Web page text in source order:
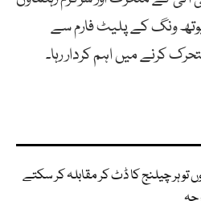
یوتھ ونگ کے پلیٹ فارم سے
کرنے میں اہم کردار رہا۔
ہر چیلنج کا ڈٹ کر مقابلہ کر سکتے